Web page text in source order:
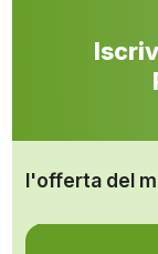
l'offerta del